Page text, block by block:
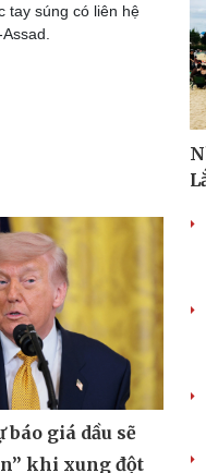
tay súng có liên hệ
báo giá dầu sẽ
khi xung đột